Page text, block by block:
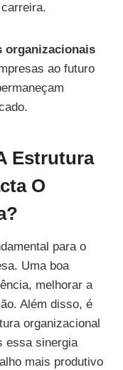
organizacionais
ao futuro
Estrutura
O
para o
Uma boa
melhorar a
Além disso, é
organizacional
essa sinergia
mais produtivo